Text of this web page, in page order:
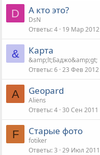
D А кто это?
DsN
Ответы 4 19 Мар 2012
& Карта
&amp;lt;Баджо&amp;gt;
Ответы 6 23 Фев 2012
A Geopard
Aliens
Ответы 4 30 Сен 2011
F Старые фото
fotiker
Ответы 3 29 Июл 2011